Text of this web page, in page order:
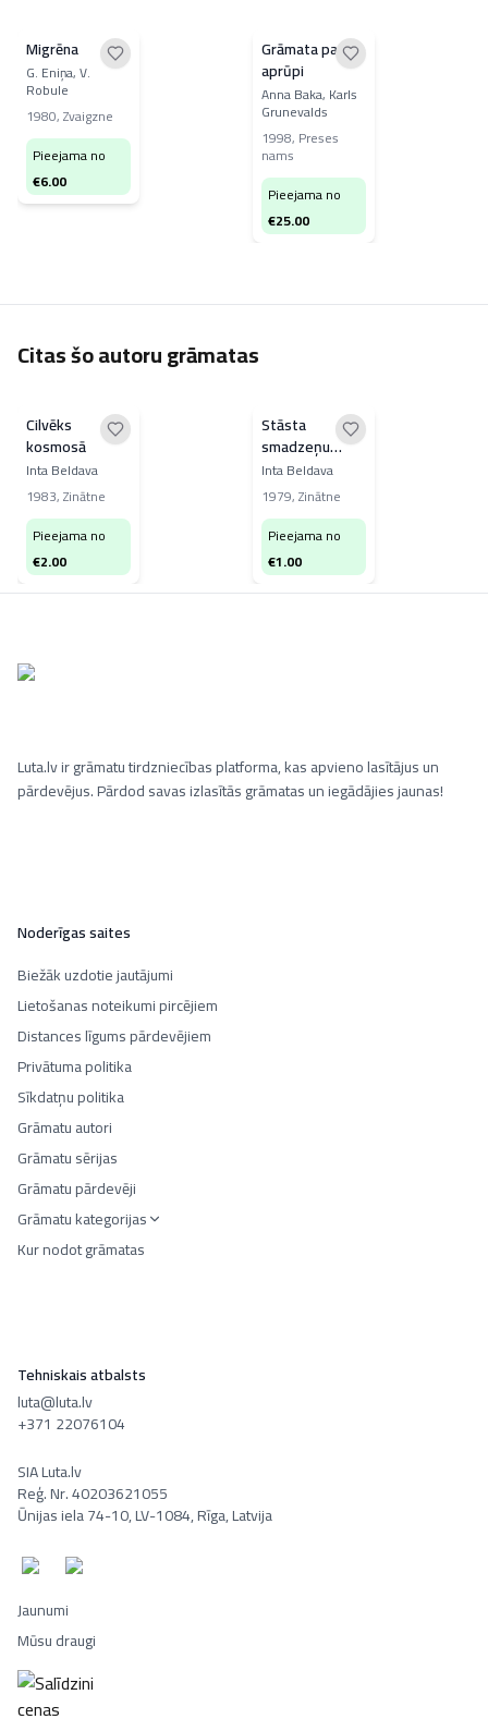
Migrēna
G. Eniņa, V.
Robule
1980,Zvaigzne
Pieejama no
€6.00
Grāmata par
aprūpi
Anna Baka, Karls
Grunevalds
1998, Preses
nams
Pieejama no
€25.00
Citas šo autoru grāmatas
Cilvēks
kosmosā
Inta Beldava
1983,Zinātne
Pieejama no
€2.00
Stāsta
smadzeņu
biopotenciāli
Inta Beldava
1979,Zinātne
Pieejama no
€1.00
Luta.lv ir grāmatu tirdzniecības platforma, kas apvieno lasītājus un
pārdevējus. Pārdod savas izlasītās grāmatas un iegādājies jaunas!
Noderīgas saites
Biežāk uzdotie jautājumi
Lietošanas noteikumi pircējiem
Distances līgums pārdevējiem
Privātuma politika
Sīkdatņu politika
Grāmatu autori
Grāmatu sērijas
Grāmatu pārdevēji
Grāmatu kategorijas
Kur nodot grāmatas
Tehniskais atbalsts
luta@luta.lv
+371 22076104
SIA Luta.lv
Reģ. Nr. 40203621055
Ūnijas iela 74-10, LV-1084, Rīga, Latvija
Jaunumi
Mūsu draugi